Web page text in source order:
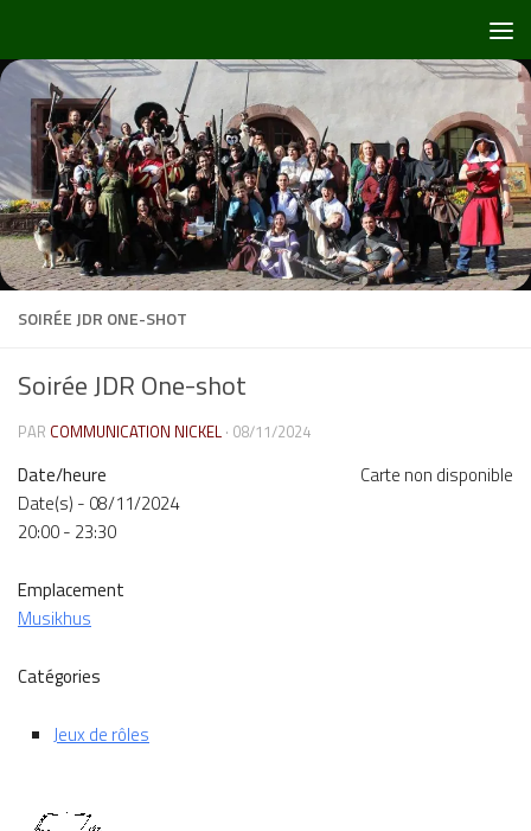
SOIRÉE JDR ONE-SHOT
Soirée JDR One-shot
PAR COMMUNICATION NICKEL · 08/11/2024
Carte non disponible
Date/heure
Date(s) - 08/11/2024
20:00 - 23:30
Emplacement
Musikhus
Catégories
Jeux de rôles